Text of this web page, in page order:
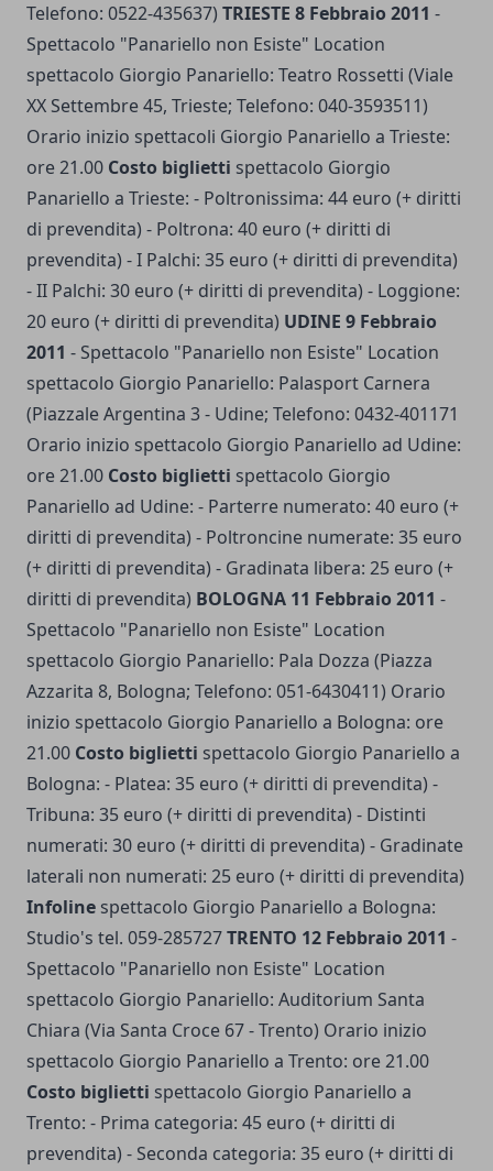
Telefono: 0522-435637) TRIESTE 8 Febbraio 2011 -
Spettacolo "Panariello non Esiste" Location
spettacolo Giorgio Panariello: Teatro Rossetti (Viale
XX Settembre 45, Trieste; Telefono: 040-3593511)
Orario inizio spettacoli Giorgio Panariello a Trieste:
ore 21.00 Costo biglietti spettacolo Giorgio
Panariello a Trieste: - Poltronissima: 44 euro (+ diritti
di prevendita) - Poltrona: 40 euro (+ diritti di
prevendita) - I Palchi: 35 euro (+ diritti di prevendita)
- II Palchi: 30 euro (+ diritti di prevendita) - Loggione:
20 euro (+ diritti di prevendita) UDINE 9 Febbraio
2011 - Spettacolo "Panariello non Esiste" Location
spettacolo Giorgio Panariello: Palasport Carnera
(Piazzale Argentina 3 - Udine; Telefono: 0432-401171
Orario inizio spettacolo Giorgio Panariello ad Udine:
ore 21.00 Costo biglietti spettacolo Giorgio
Panariello ad Udine: - Parterre numerato: 40 euro (+
diritti di prevendita) - Poltroncine numerate: 35 euro
(+ diritti di prevendita) - Gradinata libera: 25 euro (+
diritti di prevendita) BOLOGNA 11 Febbraio 2011 -
Spettacolo "Panariello non Esiste" Location
spettacolo Giorgio Panariello: Pala Dozza (Piazza
Azzarita 8, Bologna; Telefono: 051-6430411) Orario
inizio spettacolo Giorgio Panariello a Bologna: ore
21.00 Costo biglietti spettacolo Giorgio Panariello a
Bologna: - Platea: 35 euro (+ diritti di prevendita) -
Tribuna: 35 euro (+ diritti di prevendita) - Distinti
numerati: 30 euro (+ diritti di prevendita) - Gradinate
laterali non numerati: 25 euro (+ diritti di prevendita)
Infoline spettacolo Giorgio Panariello a Bologna:
Studio's tel. 059-285727TRENTO 12 Febbraio 2011 -
Spettacolo "Panariello non Esiste" Location
spettacolo Giorgio Panariello: Auditorium Santa
Chiara (Via Santa Croce 67 - Trento) Orario inizio
spettacolo Giorgio Panariello a Trento: ore 21.00
Costo biglietti spettacolo Giorgio Panariello a
Trento: - Prima categoria: 45 euro (+ diritti di
prevendita) - Seconda categoria: 35 euro (+ diritti di